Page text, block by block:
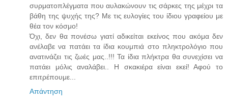
συρματοπλέγματα που αυλακώνουν τις σάρκες της μέχρι τα
βάθη της ψυχής της? Με τις ευλογίες του ίδιου γραφείου με
θέα τον κόσμο!
Όχι, δεν θα πονέσω γιατί αδικείται εκείνος που ακόμα δεν
ανέλαβε να πατάει τα ίδια κουμπιά στο πληκτρολόγιο που
ανατινάζει τις ζωές μας..!!! Τα ίδια πλήκτρα θα συνεχίσει να
πατάει μόλις αναλάβει.. Η σκακιέρα είναι εκεί! Αφού το
επιτρέπουμε...
Απάντηση